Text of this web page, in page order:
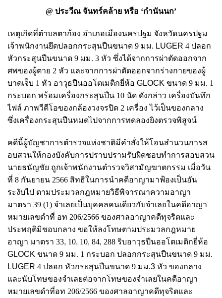
@ ประวีณ จันทร์คล้าย หรือ ‘กำนันนก’
เหตุเกิดที่ตําบลตาก้อง อําเภอเมืองนครปฐม จังหวัดนครปฐม
เจ้าพนักงานยึดปลอกกระสุนปืนขนาด 9 มม. LUGER 4 ปลอก
หัวกระสุนปืนขนาด 9 มม. 3 หัว ซึ่งได้จากการผ่าตัดออกจาก
ศพของผู้ตาย 2 หัว และจากการผ่าตัดออกจากร่างกายของผู้
บาดเจ็บ 1 หัว อาวุธปืนออโตเมติกยี่ห้อ GLOCK ขนาด 9 มม. 1
กระบอก พร้อมเครื่องกระสุนปืน 10 นัด ดังกล่าว เครื่องบันทึก
ไฟล์ ภาพวีดีโอของกล้องวงจรปิด 2 เครื่อง ไว้เป็นของกลาง
ซึ่งเครื่องกระสุนปืนหมดไปจากการทดลองยิงตรวจพิสูจน์
คดีนี้ผู้บัญชาการตํารวจแห่งชาติมีคําสั่งให้โอนสํานวนการส
อบสวนให้กองบังคับการปราบปรามรับผิดชอบทําการสอบสวน
นายธนัญชัย ถูกเจ้าพนักงานตํารวจวิสามัญฆาตกรรม เมื่อวัน
ที่ 8 กันยายน 2566 สิทธิในการนําคดีอาญามาฟ้องเป็นอัน
ระงับไป ตามประมวลกฎหมายวิธีพิจารณาความอาญา
มาตรา 39 (1) จําเลยเป็นบุคคลคนเดียวกับจําเลยในคดีอาญา
หมายเลขดําที่ อท 206/2566 ของศาลอาญาคดีทุจริตและ
ประพฤติมิชอบกลาง ขอให้ลงโทษตามประมวลกฎหมาย
อาญา มาตรา 33, 10, 10, 84, 288 ริบอาวุธปืนออโตเมติกยี่ห้อ
GLOCK ขนาด 9 มม. 1 กระบอก ปลอกกระสุนปืนขนาด 9 มม.
LUGER 4 ปลอก หัวกระสุนปืนขนาด 9 มม.3 หัว ของกลาง
และนับโทษของจําเลยต่อจากโทษของจําเลยในคดีอาญา
หมายเลขดําที่อท 206/2566 ของศาลอาญาคดีทุจริตและ